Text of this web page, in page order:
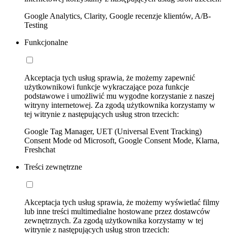
Google Analytics, Clarity, Google recenzje klientów, A/B-
Testing
Funkcjonalne
Akceptacja tych usług sprawia, że możemy zapewnić
użytkownikowi funkcje wykraczające poza funkcje
podstawowe i umożliwić mu wygodne korzystanie z naszej
witryny internetowej. Za zgodą użytkownika korzystamy w
tej witrynie z następujących usług stron trzecich:
Google Tag Manager, UET (Universal Event Tracking)
Consent Mode od Microsoft, Google Consent Mode, Klarna,
Freshchat
Treści zewnętrzne
Akceptacja tych usług sprawia, że możemy wyświetlać filmy
lub inne treści multimedialne hostowane przez dostawców
zewnętrznych. Za zgodą użytkownika korzystamy w tej
witrynie z następujących usług stron trzecich: